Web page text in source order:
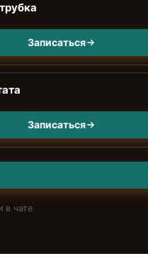
Записаться
Записаться
в чате